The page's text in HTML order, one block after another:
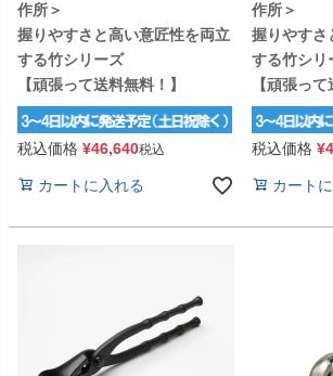
作所＞
握りやすさと高い意匠性を両立
する竹シリーズ
【頑張って送料無料！】
税込価格 ¥46,640税込
カートに入れる
作所＞
握りやすさ
する竹シリ
【頑張って
税込価格 ¥
カート